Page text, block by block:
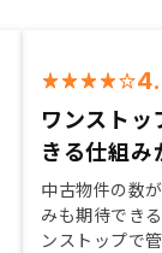
ワンスト
きる仕組み
中古物件の数
みも期待でき
ンストップで